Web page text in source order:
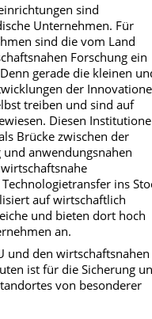
sind
Unternehmen. Für
sind die vom Land
Forschung ein
gerade die kleinen
der
treiben und sind auf
Diesen
Brücke zwischen der
anwendungsnahen
ins
auf wirtschaftlich
und bieten dort hoch
an.
und den wirtschaftsnahen
ist für die Sicherung
von besonderer